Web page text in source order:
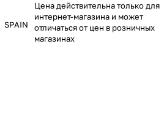
SPAIN
Цена действительна только для
интернет-магазина и может
отличаться от цен в розничных
магазинах